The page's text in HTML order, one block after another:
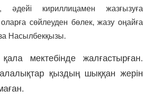
әдейі кириллицамен жазғызуға
оларға сөйлеуден бөлек, жазу оңайға
Насылбекқызы.
мектебінде жалғастырған.
қыздың шыққан жерін